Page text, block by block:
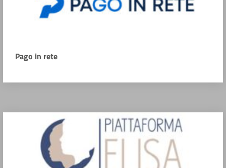
Pago in rete